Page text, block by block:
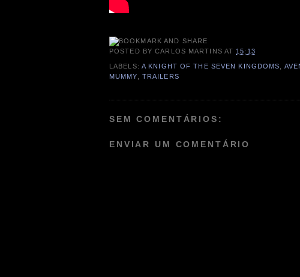
POSTED BYCARLOS MARTINS AT 15:13
LABELS: A KNIGHT OF THE SEVEN KINGDOMS
MUMMY
TRAILERS
SEM COMENTÁRIOS:
ENVIAR UM COMENTÁRIO